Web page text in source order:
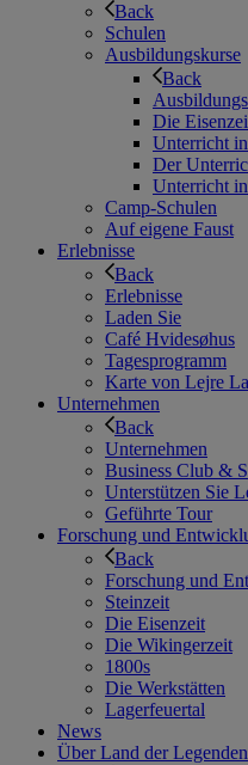
Back
Schulen
Ausbildungskurse
Back
Die
Unterricht
Der
Unterricht
Camp-Schulen
Auf eigene Faust
Erlebnisse
Back
Erlebnisse
Laden Sie
Café Hvidesøhus
Tagesprogramm
Karte von Lejre
Unternehmen
Back
Unternehmen
Business Club &
Unterstützen Sie
Geführte Tour
Forschung und
Back
Forschung und
Steinzeit
Die Eisenzeit
Die Wikingerzeit
1800s
Die Werkstätten
Lagerfeuertal
News
Über Land der Legenden